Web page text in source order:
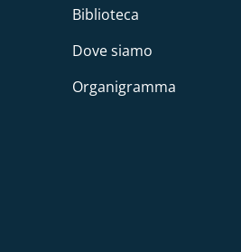
Biblioteca
Dove siamo
Organigramma